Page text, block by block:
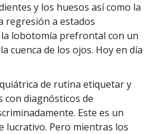
y los huesos así como la
regresión a estados
lobotomía prefrontal con un
cuenca de los ojos. Hoy en día
de rutina etiquetar y
con diagnósticos de
Este es un
lucrativo. Pero mientras los